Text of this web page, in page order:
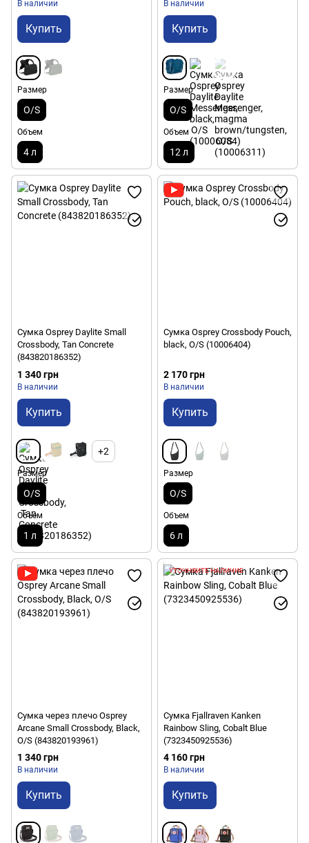
В наличии
Купить
Размер
O/S
Объем
4 л
В наличии
Купить
Размер
O/S
Объем
12 л
Сумка Osprey Daylite Small
Crossbody, Tan Concrete
(843820186352)
1 340 грн
В наличии
Купить
+2
Размер
O/S
Объем
1 л
Сумка Osprey Crossbody Pouch,
black, O/S (10006404)
2 170 грн
В наличии
Купить
Размер
O/S
Объем
6 л
Сумка через плечо Osprey
Arcane Small Crossbody, Black,
O/S (843820193961)
1 340 грн
В наличии
Купить
УТОЧНЯЙТЕ НАЛИЧИЕ
Сумка Fjallraven Kanken
Rainbow Sling, Cobalt Blue
(7323450925536)
4 160 грн
В наличии
Купить